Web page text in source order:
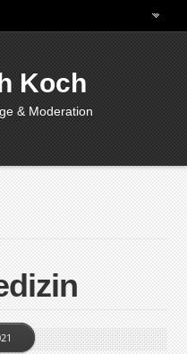
Koch
& Moderation